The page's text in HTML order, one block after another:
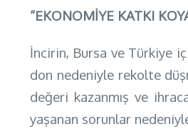
“EKONOMİYE KATKI
İncirin, Bursa ve Türkiye
don nedeniyle rekolte
değeri kazanmış ve
yaşanan sorunlar